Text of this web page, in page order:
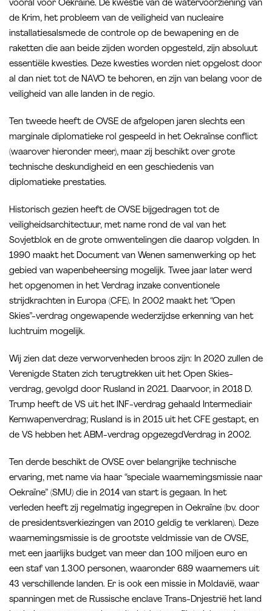
vooral voor Oekraïne. De kwestie van de watervoorziening van
de Krim, het probleem van de veiligheid van nucleaire
installatiesalsmede de controle op de bewapening en de
raketten die aan beide zijden worden opgesteld, zijn absoluut
essentiële kwesties. Deze kwesties worden niet opgelost door
al dan niet tot de NAVO te behoren, en zijn van belang voor de
veiligheid van alle landen in de regio.
Ten tweede heeft de OVSE de afgelopen jaren slechts een
marginale diplomatieke rol gespeeld in het Oekraïnse conflict
(waarover hieronder meer), maar zij beschikt over grote
technische deskundigheid en een geschiedenis van
diplomatieke prestaties.
Historisch gezien heeft de OVSE bijgedragen tot de
veiligheidsarchitectuur, met name rond de val van het
Sovjetblok en de grote omwentelingen die daarop volgden. In
1990 maakt het Document van Wenen samenwerking op het
gebied van wapenbeheersing mogelijk. Twee jaar later werd
het opgenomen in het Verdrag inzake conventionele
strijdkrachten in Europa (CFE). In 2002 maakt het “Open
Skies”-verdrag ongewapende wederzijdse erkenning van het
luchtruim mogelijk.
Wij zien dat deze verworvenheden broos zijn: In 2020 zullen de
Verenigde Staten zich terugtrekken uit het Open Skies-
verdrag, gevolgd door Rusland in 2021. Daarvoor, in 2018 D.
Trump heeft de VS uit het INF-verdrag gehaald Intermediair
Kernwapenverdrag; Rusland is in 2015 uit het CFE gestapt, en
de VS hebben het ABM-verdrag opgezegdVerdrag in 2002.
Ten derde beschikt de OVSE over belangrijke technische
ervaring, met name via haar “speciale waarnemingsmissie naar
Oekraïne” (SMU) die in 2014 van start is gegaan. In het
verleden heeft zij regelmatig ingegrepen in Oekraïne (bv. door
de presidentsverkiezingen van 2010 geldig te verklaren). Deze
waarnemingsmissie is de grootste veldmissie van de OVSE,
met een jaarlijks budget van meer dan 100 miljoen euro en
een staf van 1.300 personen, waaronder 689 waarnemers uit
43 verschillende landen. Er is ook een missie in Moldavië, waar
spanningen met de Russische enclave Trans-Dnjestrië het land